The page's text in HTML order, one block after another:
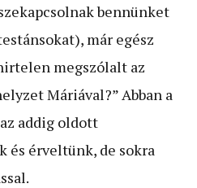
bennünket
már egész
megszólalt az
Máriával?” Abban a
addig oldott
és érveltünk, de sokra